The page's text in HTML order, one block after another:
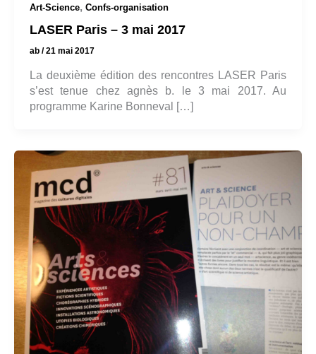
Art-Science, Confs-organisation
LASER Paris – 3 mai 2017
ab /21 mai 2017
La deuxième édition des rencontres LASER Paris
s’est tenue chez agnès b. le 3 mai 2017. Au
programme Karine Bonneval […]